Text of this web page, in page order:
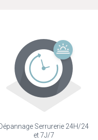
Serrurerie 24H/24
et 7J/7